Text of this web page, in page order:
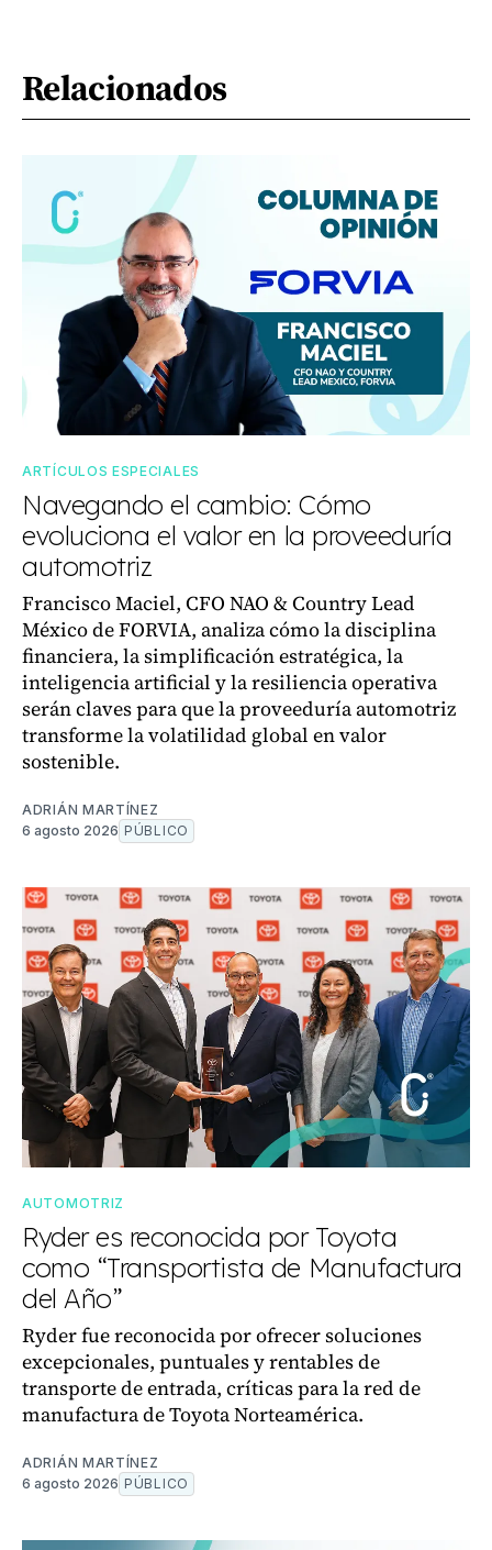
Relacionados
ARTÍCULOS ESPECIALES
Navegando el cambio: Cómo
evoluciona el valor en la proveeduría
automotriz
Francisco Maciel, CFO NAO & Country Lead
México de FORVIA, analiza cómo la disciplina
financiera, la simplificación estratégica, la
inteligencia artificial y la resiliencia operativa
serán claves para que la proveeduría automotriz
transforme la volatilidad global en valor
sostenible.
ADRIÁN MARTÍNEZ
6 agosto 2026 PÚBLICO
AUTOMOTRIZ
Ryder es reconocida por Toyota
como “Transportista de Manufactura
del Año”
Ryder fue reconocida por ofrecer soluciones
excepcionales, puntuales y rentables de
transporte de entrada, críticas para la red de
manufactura de Toyota Norteamérica.
ADRIÁN MARTÍNEZ
6 agosto 2026 PÚBLICO